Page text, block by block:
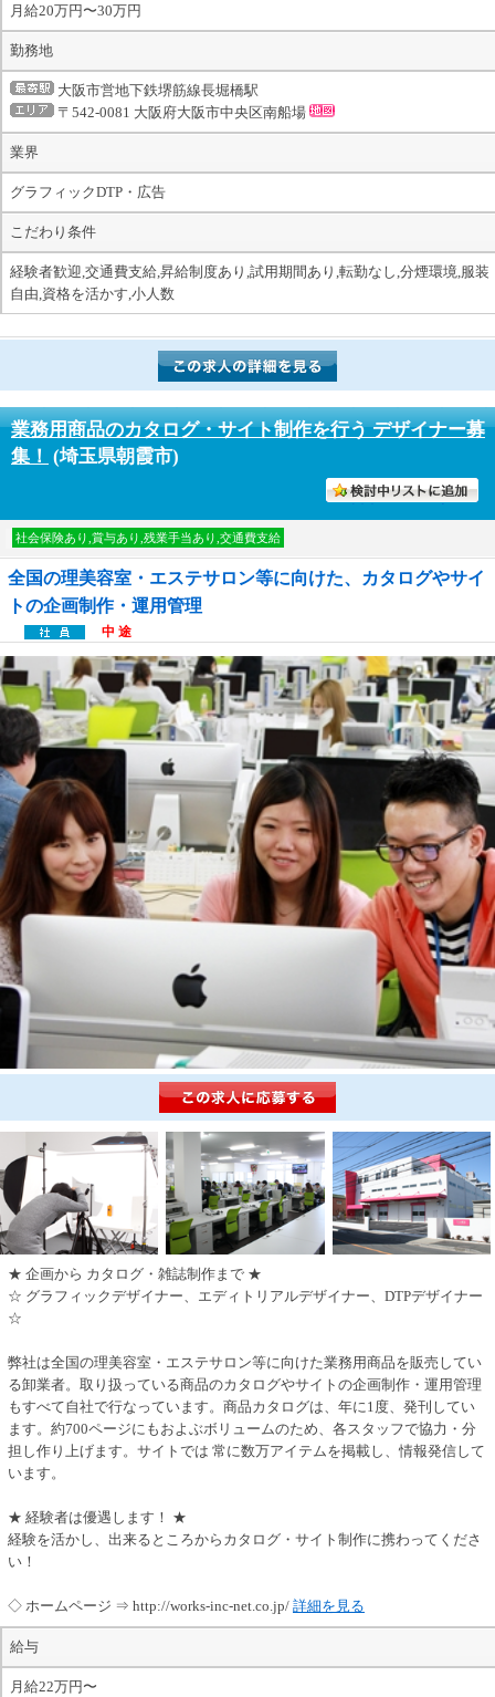
月給20万円〜30万円
勤務地
大阪市営地下鉄堺筋線長堀橋駅
〒542-0081 大阪府大阪市中央区南船場
業界
グラフィックDTP・広告
こだわり条件
経験者歓迎,交通費支給,昇給制度あり,試用期間あり,転勤なし,分煙環境,服装
自由,資格を活かす,小人数
業務用商品のカタログ・サイト制作を行う デザイナー募
集！ (埼玉県朝霞市)
社会保険あり,賞与あり,残業手当あり,交通費支給
全国の理美容室・エステサロン等に向けた、カタログやサイ
トの企画制作・運用管理
中 途
★ 企画から カタログ・雑誌制作まで ★
☆ グラフィックデザイナー、エディトリアルデザイナー、DTPデザイナー
☆
弊社は全国の理美容室・エステサロン等に向けた業務用商品を販売してい
る卸業者。取り扱っている商品のカタログやサイトの企画制作・運用管理
もすべて自社で行なっています。商品カタログは、年に1度、発刊してい
ます。約700ページにもおよぶボリュームのため、各スタッフで協力・分
担し作り上げます。サイトでは 常に数万アイテムを掲載し、情報発信して
います。
★ 経験者は優遇します！ ★
経験を活かし、出来るところからカタログ・サイト制作に携わってくださ
い！
◇ ホームページ ⇒ http://works-inc-net.co.jp/ 詳細を見る
給与
月給22万円〜